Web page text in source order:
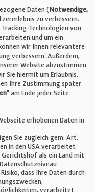
Daten (Notwendige,
zu verbessern.
Technologien von
und um ein
wir Ihnen relevantere
verbessern. Außerdem,
Website abzustimmen.
Sie hiermit um Erlaubnis,
Ihre Zustimmung später
am Ende jeder Seite
erhobenen Daten in
Sie zugleich gem. Art.
in den USA verarbeitet
Gerichtshof als ein Land mit
dass Ihre Daten durch
verarbeitet